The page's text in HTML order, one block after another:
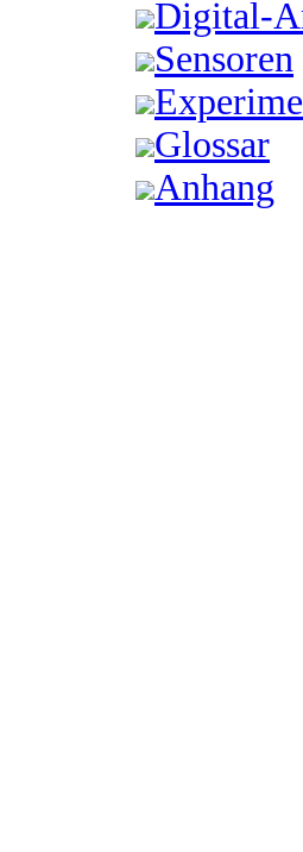
Digital-
Sensoren
Glossar
Anhang